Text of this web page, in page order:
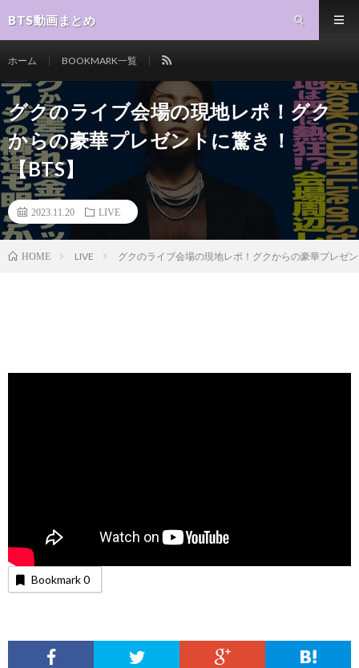
BTS動画まとめ
ホーム BOOKMARK一覧
グクのライブ会場の現地レポ！グク
からの豪華プレゼントに驚き！
【BTS】
2023.11.20 LIVE
HOME LIVE グクのライブ会場の現地レポ！グクからの豪華プレゼ
Bookmark0